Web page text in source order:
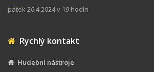
pátek 26.4.2024 v 19 hodin
Rychlý kontakt
Hudební nástroje